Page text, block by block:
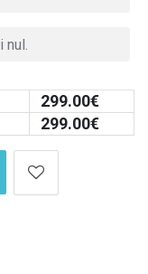
299.00€
299.00€